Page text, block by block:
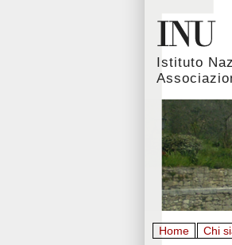
Istituto
Home Chi